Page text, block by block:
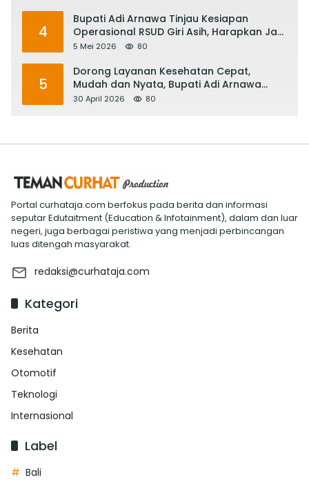
4
Bupati Adi Arnawa Tinjau Kesiapan
Operasional RSUD Giri Asih, Harapkan Jadi
RS Rujukan Terbaik
5 Mei 2026 80
5
Dorong Layanan Kesehatan Cepat,
Mudah dan Nyata, Bupati Adi Arnawa
Evaluasi ‘Mantap Nak Badung’
30 April 2026 80
Portal curhataja.com berfokus pada berita dan informasi
seputar Edutaitment (Education & Infotainment), dalam dan luar
negeri, juga berbagai peristiwa yang menjadi perbincangan
luas ditengah masyarakat.
redaksi@curhataja.com
Kategori
Berita
Kesehatan
Otomotif
Teknologi
Internasional
Label
Bali